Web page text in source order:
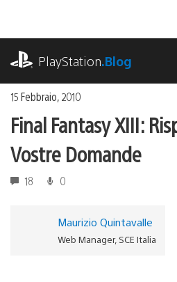
contenuto
PlayStation.Blog
15 Febbraio, 2010
Final Fantasy XIII:
Vostre Domande
18 0
Maurizio Quintavalle
Web Manager, SCE Italia